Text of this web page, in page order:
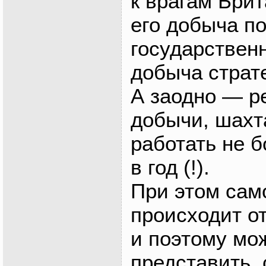
его добыча
добыча
А заодно —
добычи,
работать не
в год (!).
При этом
происходит
и поэтому